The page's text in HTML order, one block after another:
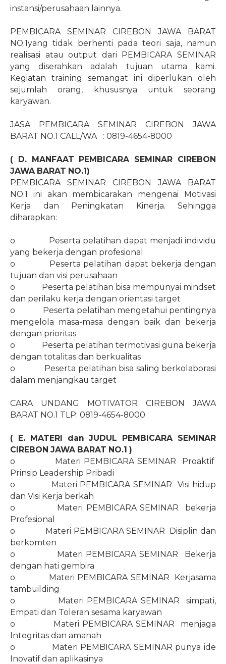
instansi/perusahaan lainnya.
PEMBICARA SEMINAR CIREBON JAWA BARAT
NO.1yang tidak berhenti pada teori saja, namun
realisasi atau output dari PEMBICARA SEMINAR
yang diserahkan adalah tujuan utama kami.
Kegiatan training semangat ini diperlukan oleh
sejumlah orang, khususnya untuk seorang
karyawan.
JASA PEMBICARA SEMINAR CIREBON JAWA
BARAT NO.1 CALL/WA
: 0819-4654-8000
( D. MANFAAT PEMBICARA SEMINAR CIREBON
JAWA BARAT NO.1)
PEMBICARA SEMINAR CIREBON JAWA BARAT
NO.1 ini akan membicarakan mengenai Motivasi
Kerja dan Peningkatan Kinerja. Sehingga
diharapkan:
o
Peserta pelatihan dapat menjadi individu
yang bekerja dengan profesional
o
Peserta pelatihan dapat bekerja dengan
tujuan dan visi perusahaan
o
Peserta pelatihan bisa mempunyai mindset
dan perilaku kerja dengan orientasi target
o
Peserta pelatihan mengetahui pentingnya
mengelola masa-masa dengan baik dan bekerja
dengan prioritas
o
Peserta pelatihan termotivasi guna bekerja
dengan totalitas dan berkualitas
o
Peserta pelatihan bisa saling berkolaborasi
dalam menjangkau target
CARA UNDANG MOTIVATOR CIREBON JAWA
BARAT NO.1 TLP: 0819-4654-8000
( E. MATERI dan JUDUL PEMBICARA SEMINAR
CIREBON JAWA BARAT NO.1 )
o
Materi PEMBICARA SEMINAR
Proaktif
Prinsip Leadership Pribadi
o
Materi PEMBICARA SEMINAR
Visi hidup
dan Visi Kerja berkah
o
Materi PEMBICARA SEMINAR
bekerja
Profesional
o
Materi PEMBICARA SEMINAR Disiplin dan
berkomten
o
Materi PEMBICARA SEMINAR
Bekerja
dengan hati gembira
o
Materi PEMBICARA SEMINAR
Kerjasama
tambuilding
o
Materi PEMBICARA SEMINAR
simpati,
Empati dan Toleran sesama karyawan
o
Materi PEMBICARA SEMINAR
menjaga
Integritas dan amanah
o
Materi PEMBICARA SEMINAR punya ide
Inovatif dan aplikasinya